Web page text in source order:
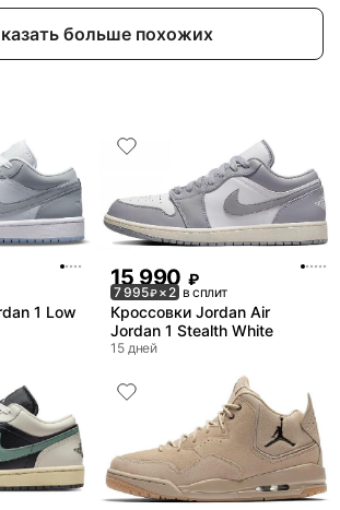
больше похожих
1 Low
15 990 ₽
7 995₽× 2 в сплит
Кроссовки Jordan Air
Jordan 1 Stealth White
15 дней